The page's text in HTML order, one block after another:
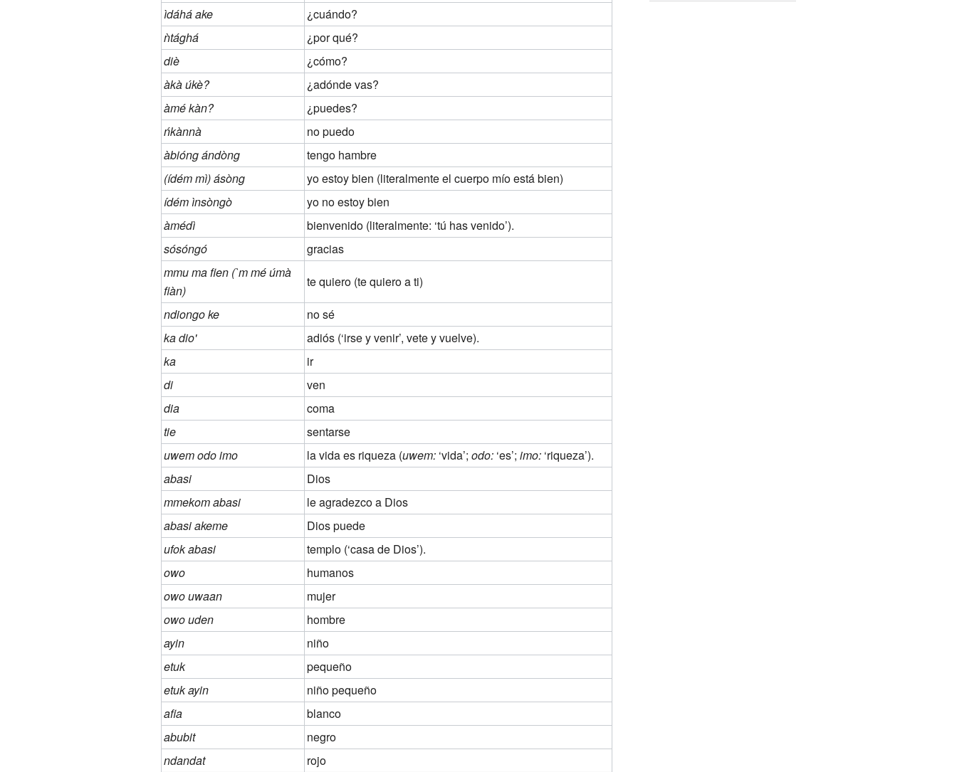
ìdáhá ake
¿cuándo?
ǹtághá
¿por qué?
diè
¿cómo?
àkà úkè?
¿adónde vas?
àmé kàn?
¿puedes?
ńkànnà
no puedo
àbióng ándòng
tengo hambre
(ídém mì) ásòng
yo estoy bien (literalmente el cuerpo mío está bien)
ídém ìnsòngò
yo no estoy bien
àmédì
bienvenido (literalmente: ‘tú has venido’).
sósóngó
gracias
mmu ma fien (`m mé úmà
fiàn)
te quiero (te quiero a ti)
ndiongo ke
no sé
ka dio'
adiós (‘irse y venir’, vete y vuelve).
ka
ir
di
ven
dia
coma
tie
sentarse
uwem odo imo
la vida es riqueza (uwem:‘vida’; odo:‘es’; imo:‘riqueza’).
abasi
Dios
mmekom abasi
le agradezco a Dios
abasi akeme
Dios puede
ufok abasi
templo (‘casa de Dios’).
owo
humanos
owo uwaan
mujer
owo uden
hombre
ayin
niño
etuk
pequeño
etuk ayin
niño pequeño
afia
blanco
abubit
negro
ndandat
rojo